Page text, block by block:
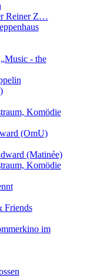
Reiner Z…
- the
Komödie
(OmU)
(Matinée)
Komödie
Friends
im